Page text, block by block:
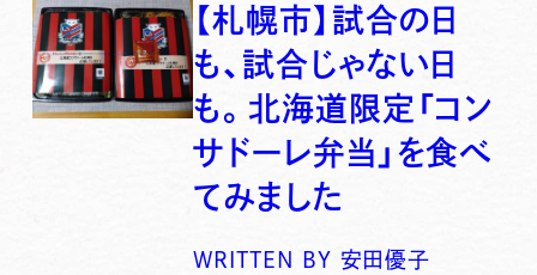
【札幌市】試合の日
も、試合じゃない日
も。北海道限定「コン
サドーレ弁当」を食べ
てみました
WRITTEN BY 安田優子